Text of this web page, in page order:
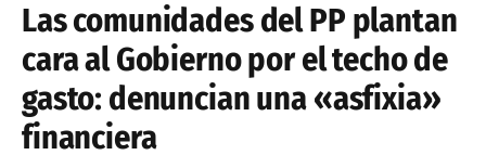
Las comunidades del PP plantan
cara al Gobierno por el techo de
gasto: denuncian una «asfixia»
financiera